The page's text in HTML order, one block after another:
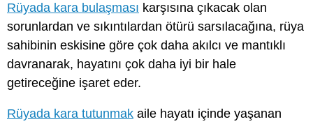
Rüyada kara bulaşması karşısına çıkacak olan
sorunlardan ve sıkıntılardan ötürü sarsılacağına, rüya
sahibinin eskisine göre çok daha akılcı ve mantıklı
davranarak, hayatını çok daha iyi bir hale
getireceğine işaret eder.
Rüyada kara tutunmak aile hayatı içinde yaşanan